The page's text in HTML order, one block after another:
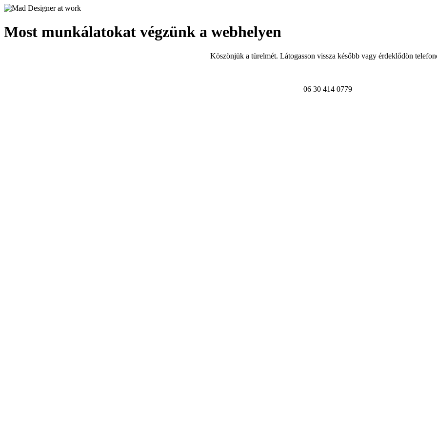
Most munkálatokat végzünk a webhelyen
Köszönjük a türelmét. Látogasson vissza később vagy érdeklődön
06 30 414 0779